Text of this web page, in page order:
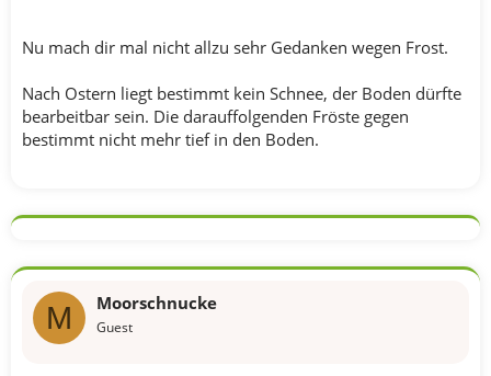
Nu mach dir mal nicht allzu sehr Gedanken wegen Frost.
Nach Ostern liegt bestimmt kein Schnee, der Boden dürfte
bearbeitbar sein. Die darauffolgenden Fröste gegen
bestimmt nicht mehr tief in den Boden.
M Moorschnucke
Guest